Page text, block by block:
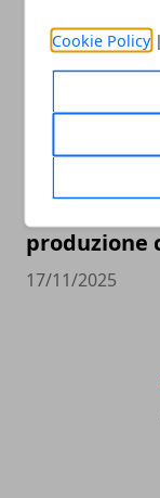
Cookie Policy |
produzione
17/11/2025